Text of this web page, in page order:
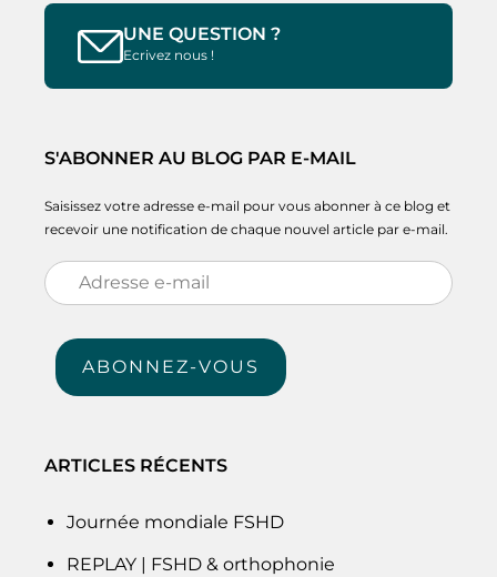
UNE QUESTION ?
Ecrivez nous !
S'ABONNER AU BLOG PAR E-MAIL
Saisissez votre adresse e-mail pour vous abonner à ce blog et
recevoir une notification de chaque nouvel article par e-mail.
Adresse
e-
mail
ABONNEZ-VOUS
ARTICLES RÉCENTS
Journée mondiale FSHD
REPLAY | FSHD & orthophonie